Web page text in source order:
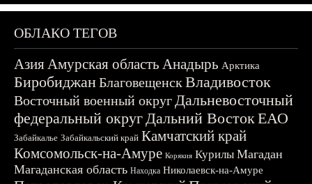
ОБЛАКО ТЕГОВ
АзияАмурская область Анадырь Арктика
БиробиджанБлаговещенскВладивосток
Восточный военный округДальневосточный
федеральный округДальний ВостокЕАО
Забайкалье Забайкальский край Камчатский край
Комсомольск-на-Амуре Корякия Курилы Магадан
Магаданская область Находка Николаевск-на-Амуре